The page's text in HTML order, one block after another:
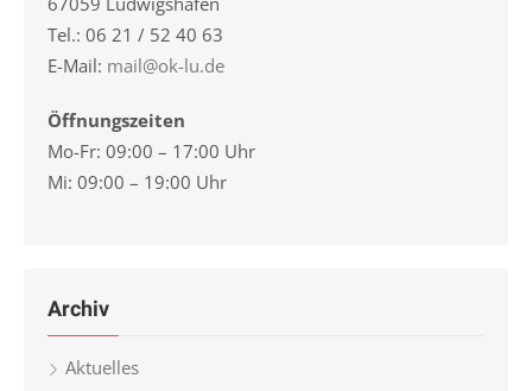
Tel.: 06 21 / 52 40 63
E-Mail: mail@ok-lu.de
Öffnungszeiten
Mo-Fr: 09:00 – 17:00 Uhr
Mi: 09:00 – 19:00 Uhr
Archiv
Aktuelles